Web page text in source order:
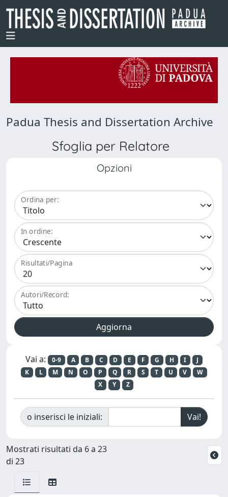
Padua Thesis and Dissertation Archive
Sfoglia per Relatore
Opzioni
Ordina per:
In ordine:
Risultati/Pagina
Autori/Record:
Vai a: 0-9 A B C D E F G H I
J
K
L M N O P Q R S T U V
W
X
Y Z
o inserisci le iniziali:
Mostrati risultati da 6 a 23
di 23